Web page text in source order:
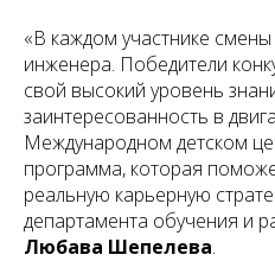
«В каждом участнике
инженера. Победители
свой высокий уровень
заинтересованность в
Международном детском
программа, которая
реальную карьерную
департамента обучения и
Любава Шепелева.